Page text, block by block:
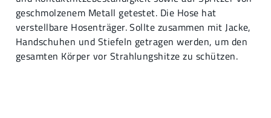
geschmolzenem Metall getestet. Die Hose hat
verstellbare Hosenträger. Sollte zusammen mit Jacke,
Handschuhen und Stiefeln getragen werden, um den
gesamten Körper vor Strahlungshitze zu schützen.